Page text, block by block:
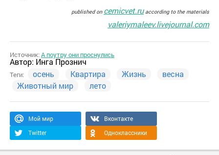
published on cemicvet.ruaccording to the materials
valeriymaleev.livejournal.com
Источник:А поутру они проснулись
Автор: Инга Прознич
Теги: осень Квартира Жизнь
весна
Животный мир
лето
Мой мир
Вконтакте
Twitter
Одноклассники